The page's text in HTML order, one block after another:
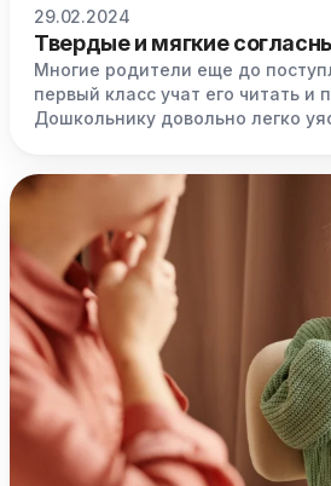
29.02.2024
Твердые и мягкие
Многие родители еще до
первый класс учат его читать и
Дошкольнику довольно легко
твердых и мягких согласных. В
предлагаем практические
конкретные приемы обучения,
ребенку.